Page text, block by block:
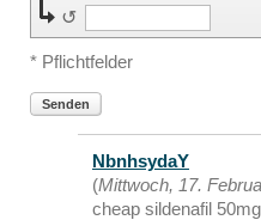
↺
* Pflichtfelder
Senden
NbnhsydaY
(Mittwoch, 17.
cheap sildenafil